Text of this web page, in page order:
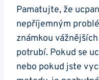
Pamatujte, že
nepříjemným
⁤známkou
potrubí. Pokud se
nebo pokud jste